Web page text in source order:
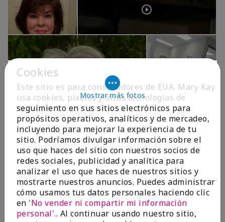
Mostrar más fotos
OPINIONES
4.9
299 Reseñas
Escribir Una Opinión
Cookies
Este sitio es para consumidores de EUA. Mary Kay
usa cookies, pixeles y otras tecnologías de
seguimiento en sus sitios electrónicos para
propósitos operativos, analíticos y de mercadeo,
incluyendo para mejorar la experiencia de tu
sitio. Podríamos divulgar información sobre el
uso que haces del sitio con nuestros socios de
redes sociales, publicidad y analítica para
analizar el uso que haces de nuestros sitios y
mostrarte nuestros anuncios. Puedes administrar
cómo usamos tus datos personales haciendo clic
en 'No vender ni compartir mi información
personal'.. Al continuar usando nuestro sitio,